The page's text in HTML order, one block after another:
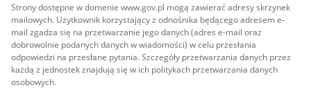
Strony dostępne w domenie www.gov.pl mogą zawierać adresy skrzynek
mailowych. Użytkownik korzystający z odnośnika będącego adresem e-
mail zgadza się na przetwarzanie jego danych (adres e-mail oraz
dobrowolnie podanych danych w wiadomości) w celu przesłania
odpowiedzi na przesłane pytania. Szczegóły przetwarzania danych przez
każdą z jednostek znajdują się w ich politykach przetwarzania danych
osobowych.